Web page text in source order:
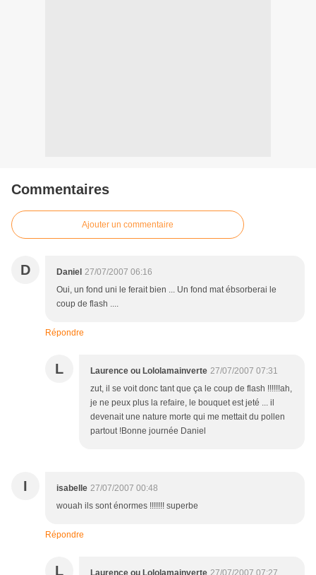
Commentaires
Ajouter un commentaire
D Daniel 27/07/2007 06:16
Oui, un fond uni le ferait bien ... Un fond mat ébsorberai le
coup de flash ....
Répondre
L Laurence ou Lololamainverte 27/07/2007 07:31
zut, il se voit donc tant que ça le coup de flash !!!!!!ah,
je ne peux plus la refaire, le bouquet est jeté ... il
devenait une nature morte qui me mettait du pollen
partout !Bonne journée Daniel
I isabelle 27/07/2007 00:48
wouah ils sont énormes !!!!!!! superbe
Répondre
L Laurence ou Lololamainverte 27/07/2007 07:27